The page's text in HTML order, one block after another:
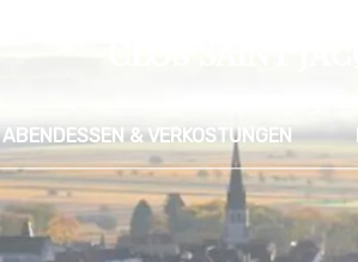
ABENDESSEN & VERKOSTUNGEN